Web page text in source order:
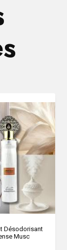
Désodorisant
Musc